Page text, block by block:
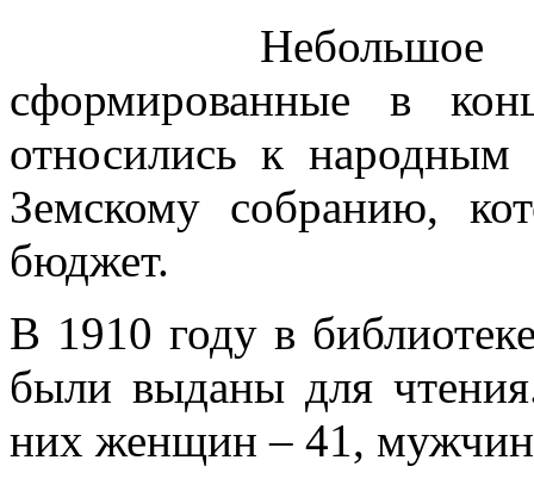
сформированные в
относились к
Земскому собранию,
бюджет.
В 1910 году в
были выданы для
них женщин – 41,